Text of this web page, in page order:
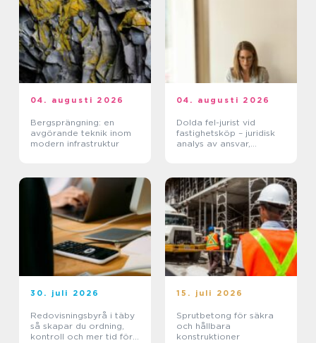
04. augusti 2026
Bergsprängning: en
avgörande teknik inom
modern infrastruktur
04. augusti 2026
Dolda fel-jurist vid
fastighetsköp – juridisk
analys av ansvar,
30. juli 2026
Redovisningsbyrå i täby
så skapar du ordning,
kontroll och mer tid för
15. juli 2026
Sprutbetong för säkra
och hållbara
konstruktioner